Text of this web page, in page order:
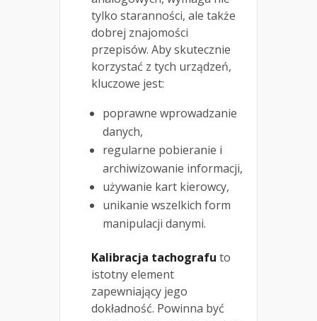
tylko staranności, ale także
dobrej znajomości
przepisów. Aby skutecznie
korzystać z tych urządzeń,
kluczowe jest:
poprawne wprowadzanie
danych,
regularne pobieranie i
archiwizowanie informacji,
używanie kart kierowcy,
unikanie wszelkich form
manipulacji danymi.
Kalibracja tachografu to
istotny element
zapewniający jego
dokładność. Powinna być